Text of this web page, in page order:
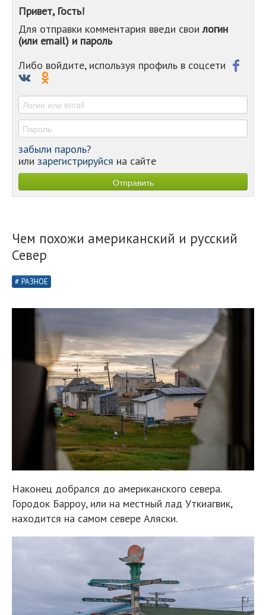
-
-
Привет, Гость!
Для отправки комментария введи своилогин
(или email) и пароль
Либо войдите, используя профиль в соцсети
забыли пароль?
или зарегистрируйся на сайте
Чем похожи американский и русский
Север
РАЗНОЕ
Наконец добрался до американского севера.
Городок Барроу, или на местный лад Уткиагвик,
находится на самом севере Аляски.